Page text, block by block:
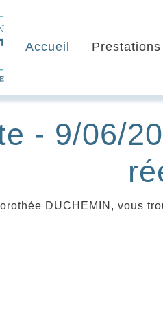
Accueil Prestations
- 9/06/
DUCHEMIN, vous